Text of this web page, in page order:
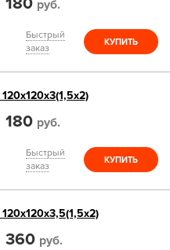
руб.
Быстрый
заказ
КУПИТЬ
120х120х3(1,5х2)
180 руб.
Быстрый
заказ
КУПИТЬ
120х120х3,5(1,5х2)
360 руб.